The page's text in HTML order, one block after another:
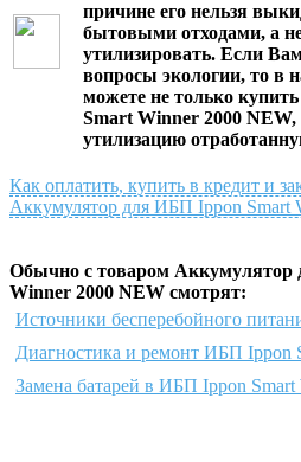
причине его нельзя
бытовыми отходами, а
утилизировать. Если
вопросы экологии, то в
можете не только
Smart Winner 2000 NEW,
утилизацию
Как оплатить, купить в кредит и
Аккумулятор для ИБП Ippon Smart
Обычно с товаром
Winner 2000 NEW смотрят:
Источники бесперебойного
Диагностика и ремонт ИБП Ippon
Замена батарей в ИБП Ippon Smart